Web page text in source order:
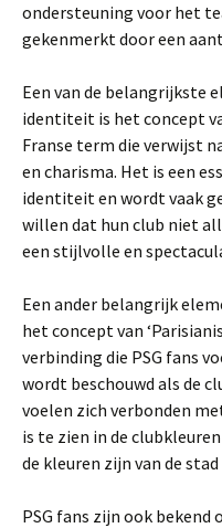
ondersteuning voor het
gekenmerkt door een
Een van de belangrijkste
identiteit is het concept
Franse term die verwijst
en charisma. Het is een
identiteit en wordt vaak
willen dat hun club niet
een stijlvolle en
Een ander belangrijk
het concept van
verbinding die PSG fans
wordt beschouwd als de
voelen zich verbonden
is te zien in de
de kleuren zijn van de stad
PSG fans zijn ook bekend